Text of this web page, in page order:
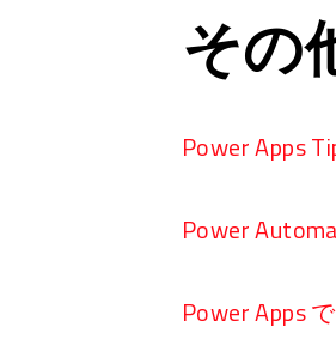
その
Power Apps
Power
Power Apps